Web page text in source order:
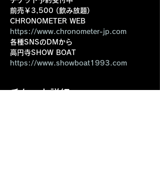
前売￥3,500 (飲み放題)
CHRONOMETER WEB
https://www.chronometer-jp.com
各種SNSのDMから
高円寺SHOW BOAT
https://www.showboat1993.com
チケット詳細